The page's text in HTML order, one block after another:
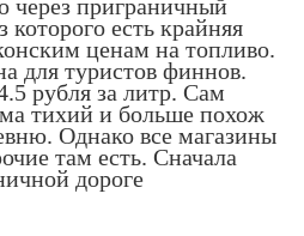
через приграничный
которого есть крайняя
ценам на топливо.
для туристов финнов.
рубля за литр. Сам
тихий и больше похож
Однако все магазины
там есть. Сначала
дороге